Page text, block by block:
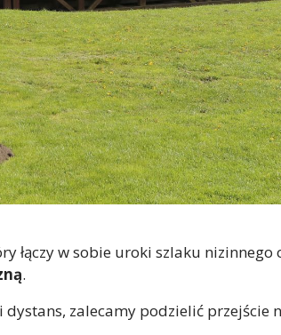
w sobie uroki szlaku nizinnego
.
zalecamy podzielić przejście